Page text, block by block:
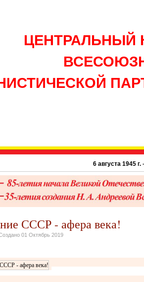
ЦЕНТРАЛЬНЫЙ
6 августа 1945 г. – 81
СССР - афера века!
01 Октябрь 2019